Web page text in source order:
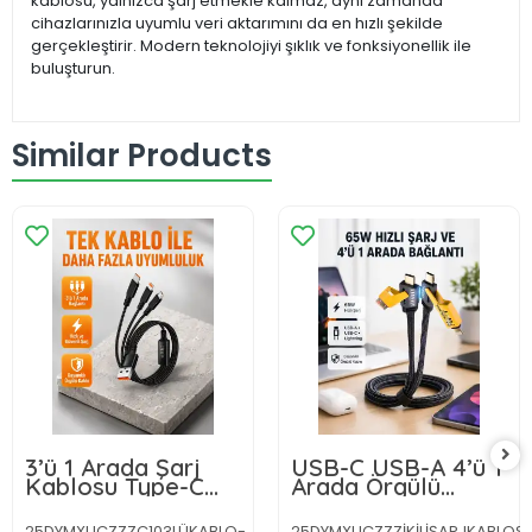
cihazlarınızla uyumlu veri aktarımını da en hızlı şekilde
gerçekleştirir. Modern teknolojiyi şıklık ve fonksiyonellik ile
buluşturun.
Similar Products
3’ü 1 Arada Şarj
Kablosu Type-C
iOS Android
Uyumlu Hızlı ve
USB-C USB-A 4’ü 1
Arada Örgülü
Kablo 65W Hızlı
Şarj Metal Uç